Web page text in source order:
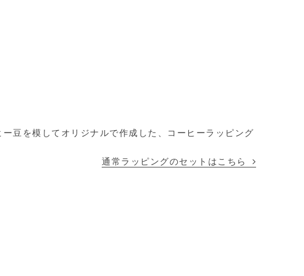
豆を模してオリジナルで作成した、コーヒーラッピング
通常ラッピングのセットはこちら